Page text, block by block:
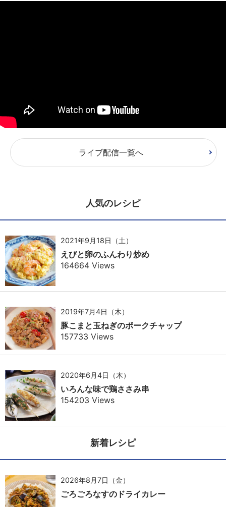
ライブ配信一覧へ
人気のレシピ
2021年9月18日（土）
えびと卵のふんわり炒め
164664 Views
2019年7月4日（木）
豚こまと玉ねぎのポークチャップ
157733 Views
2020年6月4日（木）
いろんな味で鶏ささみ串
154203 Views
新着レシピ
2026年8月7日（金）
ごろごろなすのドライカレー